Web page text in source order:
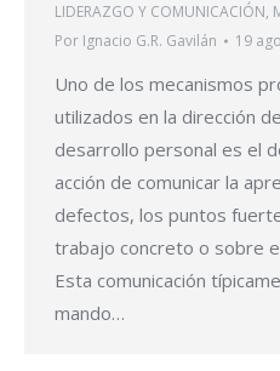
LIDERAZGO Y COMUNICACIÓN,
Por Ignacio G.R. Gavilán 19
Uno de los mecanismos
utilizados en la dirección
desarrollo personal es el
acción de comunicar la
defectos, los puntos
trabajo concreto o sobre
Esta comunicación
mando…